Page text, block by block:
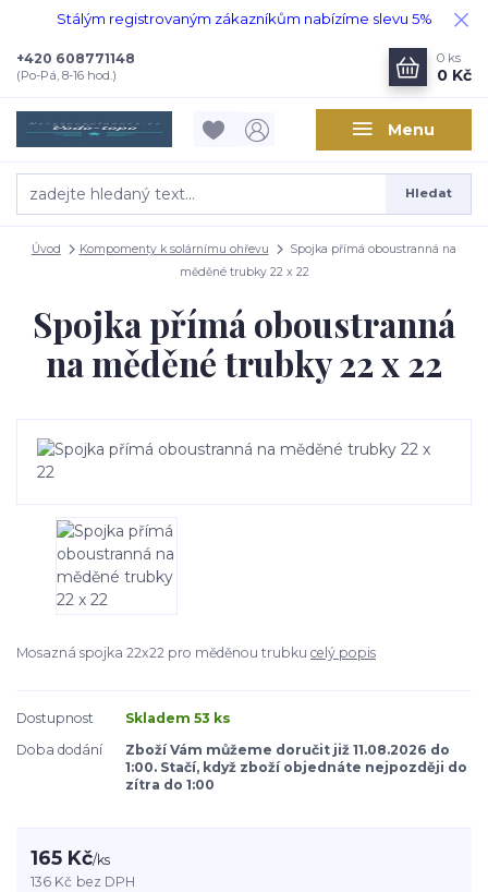
Stálým registrovaným zákazníkům nabízíme slevu 5%
Menu
Hledat
+420 608771148
(Po-Pá, 8-16 hod.)
0 ks
0 Kč
Úvod Kompomenty k solárnímu ohřevu
Spojka přímá oboustranná na
měděné trubky 22 x 22
Spojka přímá oboustranná
na měděné trubky 22 x 22
Mosazná spojka 22x22 pro měděnou trubku celý popis
Dostupnost
Skladem 53 ks
Doba dodání
Zboží Vám můžeme doručit již 11.08.2026 do
1:00. Stačí, když zboží objednáte nejpozději do
zítra do 1:00
165 Kč/ks
136 Kč bez DPH